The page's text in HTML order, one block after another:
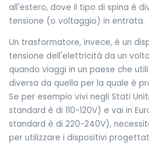
all'estero, dove il tipo di spina è
tensione (o voltaggio) in entrata.
Un trasformatore, invece, è un
tensione dell'elettricità da un
quando viaggi in un paese che
diversa da quella per la quale è
Se per esempio vivi negli Stati
standard è di 110-120V) e vai in
standard è di 220-240V),
per utilizzare i dispositivi progettati